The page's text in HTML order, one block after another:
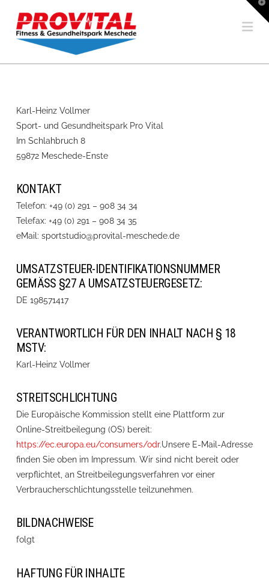
Karl-Heinz Vollmer
Sport- und Gesundheitspark Pro Vital
Im Schlahbruch 8
59872 Meschede-Enste
KONTAKT
Telefon: +49 (0) 291 – 908 34 34
Telefax: +49 (0) 291 – 908 34 35
eMail: sportstudio@provital-meschede.de
UMSATZSTEUER-IDENTIFIKATIONSNUMMER
GEMÄSS §27 A UMSATZSTEUERGESETZ:
DE 198571417
VERANTWORTLICH FÜR DEN INHALT NACH § 18
MSTV:
Karl-Heinz Vollmer
STREITSCHLICHTUNG
Die Europäische Kommission stellt eine Plattform zur
Online-Streitbeilegung (OS) bereit:
https://ec.europa.eu/consumers/odr.Unsere E-Mail-Adresse
finden Sie oben im Impressum. Wir sind nicht bereit oder
verpflichtet, an Streitbeilegungsverfahren vor einer
Verbraucherschlichtungsstelle teilzunehmen.
BILDNACHWEISE
folgt
HAFTUNG FÜR INHALTE